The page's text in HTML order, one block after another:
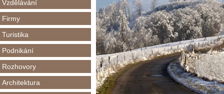
Vzdělávání
Firmy
Turistika
Podnikání
Rozhovory
Architektura